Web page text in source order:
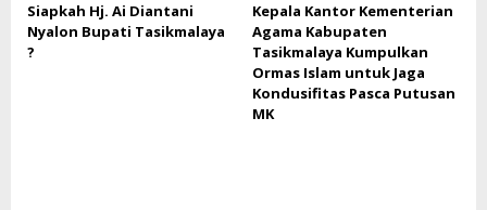
Siapkah Hj. Ai Diantani
Nyalon Bupati Tasikmalaya
?
Kepala Kantor Kementerian
Agama Kabupaten
Tasikmalaya Kumpulkan
Ormas Islam untuk Jaga
Kondusifitas Pasca Putusan
MK